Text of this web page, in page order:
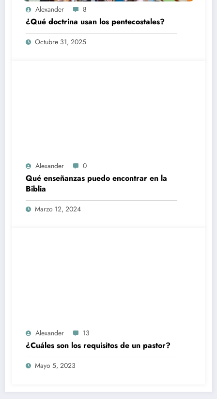
Alexander 8
¿Qué doctrina usan los pentecostales?
Octubre 31, 2025
Alexander 0
Qué enseñanzas puedo encontrar en la
Biblia
Marzo 12, 2024
Alexander 13
¿Cuáles son los requisitos de un pastor?
Mayo 5, 2023